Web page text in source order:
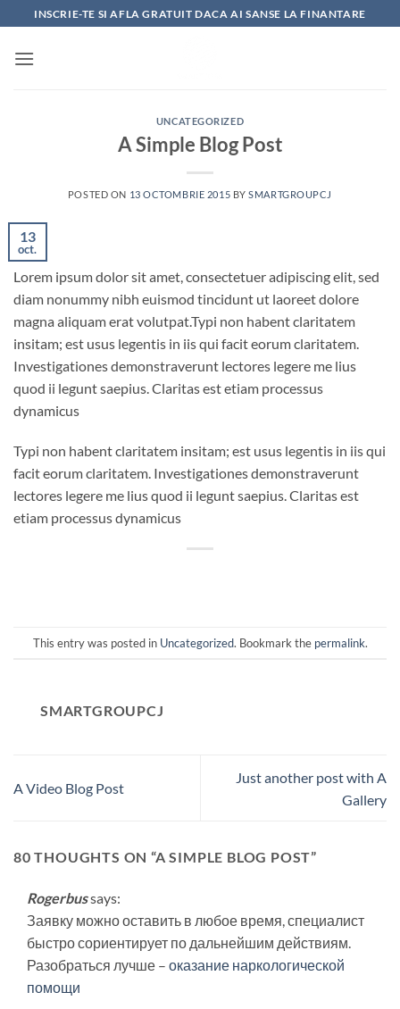
to
content
INSCRIE-TE SI AFLA GRATUIT DACA AI SANSE LA FINANTARE
UNCATEGORIZED
A Simple Blog Post
POSTED ON 13 OCTOMBRIE 2015 BYSMARTGROUPCJ
13
oct.
Lorem ipsum dolor sit amet, consectetuer adipiscing elit, sed
diam nonummy nibh euismod tincidunt ut laoreet dolore
magna aliquam erat volutpat.Typi non habent claritatem
insitam; est usus legentis in iis qui facit eorum claritatem.
Investigationes demonstraverunt lectores legere me lius
quod ii legunt saepius. Claritas est etiam processus
dynamicus
Typi non habent claritatem insitam; est usus legentis in iis qui
facit eorum claritatem. Investigationes demonstraverunt
lectores legere me lius quod ii legunt saepius. Claritas est
etiam processus dynamicus
This entry was posted in Uncategorized. Bookmark the permalink.
SMARTGROUPCJ
A Video Blog Post
Just another post with A
Gallery
80 THOUGHTS ON “A SIMPLE BLOG POST”
Rogerbussays:
Заявку можно оставить в любое время, специалист
быстро сориентирует по дальнейшим действиям.
Разобраться лучше – оказание наркологической
помощи